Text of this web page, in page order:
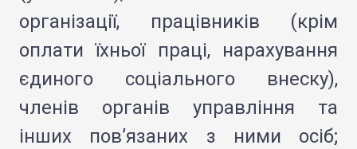
організації, працівників (крім
оплати їхньої праці, нарахування
єдиного соціального внеску),
членів органів управління та
інших пов’язаних з ними осіб;